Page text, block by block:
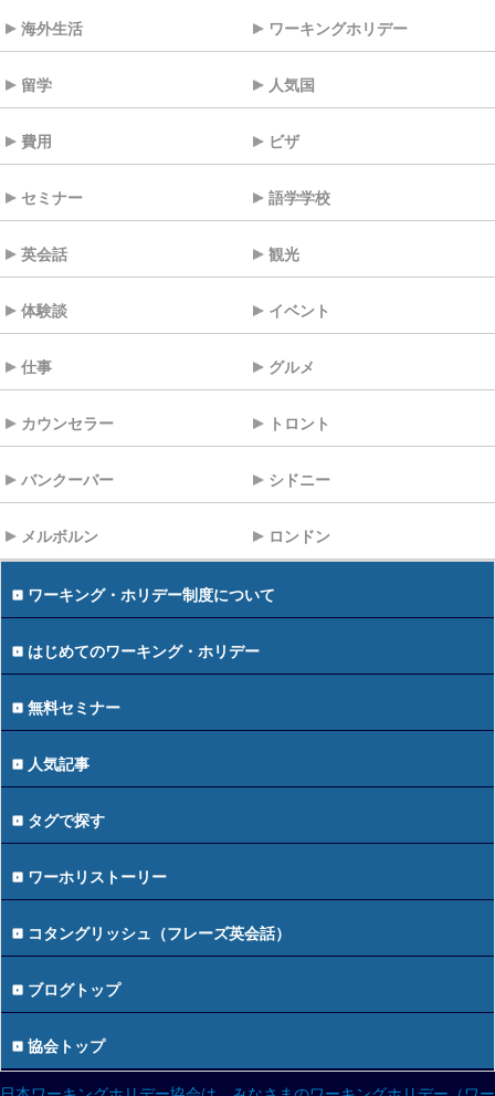
海外生活 ワーキングホリデー
留学 人気国
費用 ビザ
セミナー 語学学校
英会話 観光
体験談 イベント
仕事 グルメ
カウンセラー トロント
バンクーバー シドニー
メルボルン ロンドン
ワーキング・ホリデー制度について
はじめてのワーキング・ホリデー
無料セミナー
人気記事
タグで探す
ワーホリストーリー
コタングリッシュ（フレーズ英会話）
ブログトップ
協会トップ